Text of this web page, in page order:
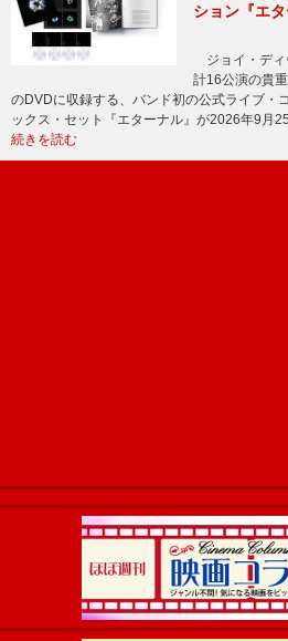
ション『エ
ジョイ・ディ
計16公演の貴
のDVDに収録する、バンド初の公式ライブ・
ックス・セット『エターナル』が2026年9
続きを読む